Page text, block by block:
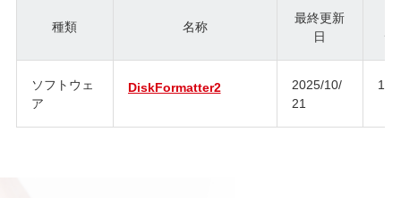
種類 名称
最終更新
日
ジ
ソフトウェ
ア
DiskFormatter2
2025/10/
21